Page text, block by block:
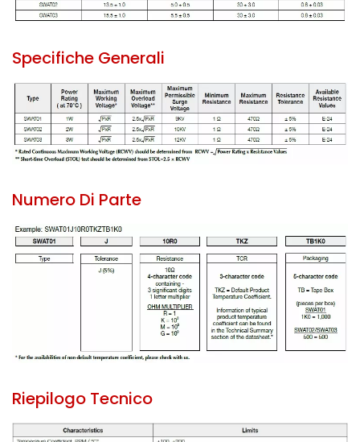
Specifiche Generali
Numero Di Parte
Riepilogo Tecnico